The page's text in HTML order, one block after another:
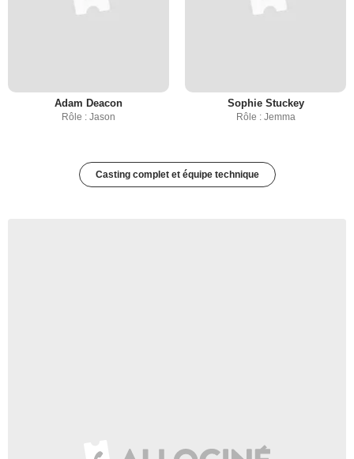
Adam Deacon
Rôle : Jason
Sophie Stuckey
Rôle : Jemma
Casting complet et équipe technique